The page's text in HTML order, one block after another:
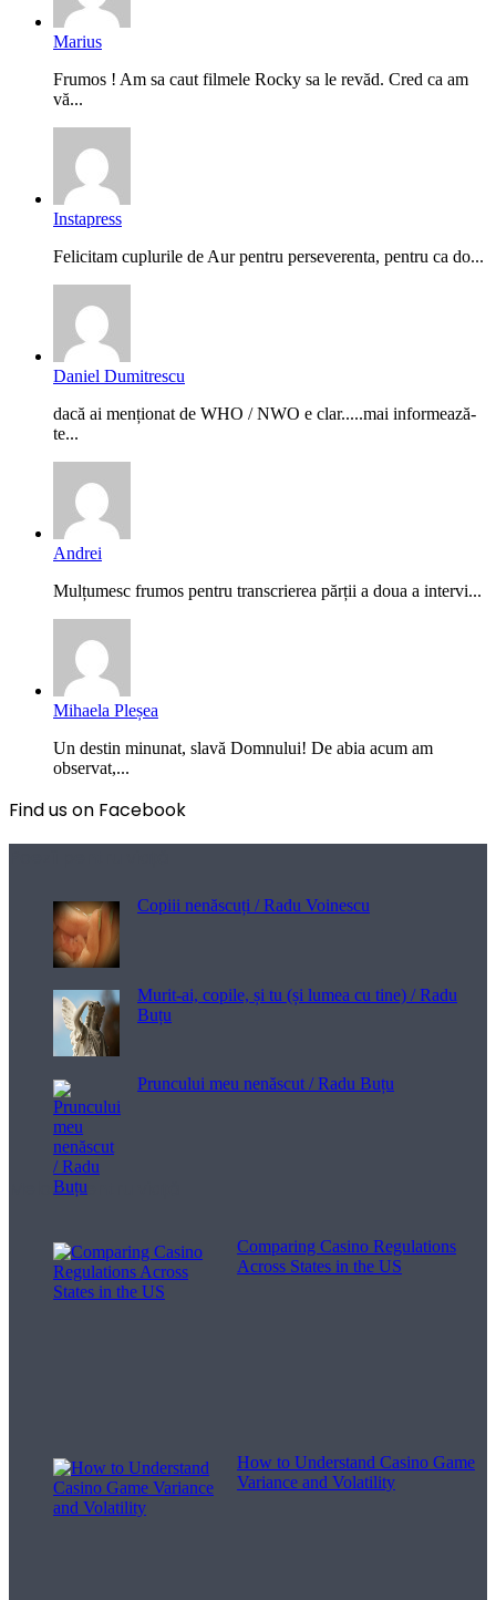
Marius
Frumos ! Am sa caut filmele Rocky sa le revăd. Cred ca am
vă...
Instapress
Felicitam cuplurile de Aur pentru perseverenta, pentru ca do...
Daniel Dumitrescu
dacă ai menționat de WHO / NWO e clar.....mai informează-
te...
Andrei
Mulțumesc frumos pentru transcrierea părții a doua a intervi...
Mihaela Pleșea
Un destin minunat, slavă Domnului! De abia acum am
observat,...
Find us on Facebook
Copiii nenăscuți / Radu Voinescu
Murit-ai, copile, și tu (și lumea cu tine) / Radu
Buțu
Pruncului meu nenăscut / Radu Buțu
Melodii pentru viață
Comparing Casino Regulations
Across States in the US
How to Understand Casino Game
Variance and Volatility